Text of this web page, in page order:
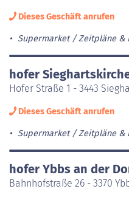
Dieses Geschäft anrufen
Supermarket Zeitpläne &
hofer
Hofer Straße 1 - 3443
Dieses Geschäft anrufen
Supermarket Zeitpläne &
hofer Ybbs an der
Bahnhofstraße 26 - 3370